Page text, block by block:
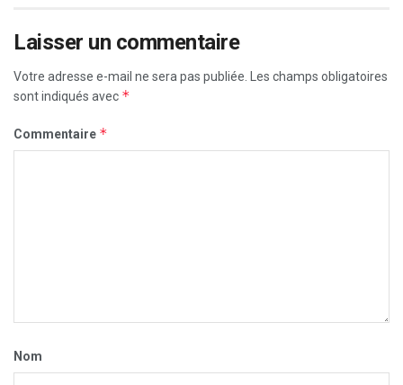
Laisser un commentaire
Votre adresse e-mail ne sera pas publiée.
Les champs obligatoires
sont indiqués avec *
Commentaire *
Nom